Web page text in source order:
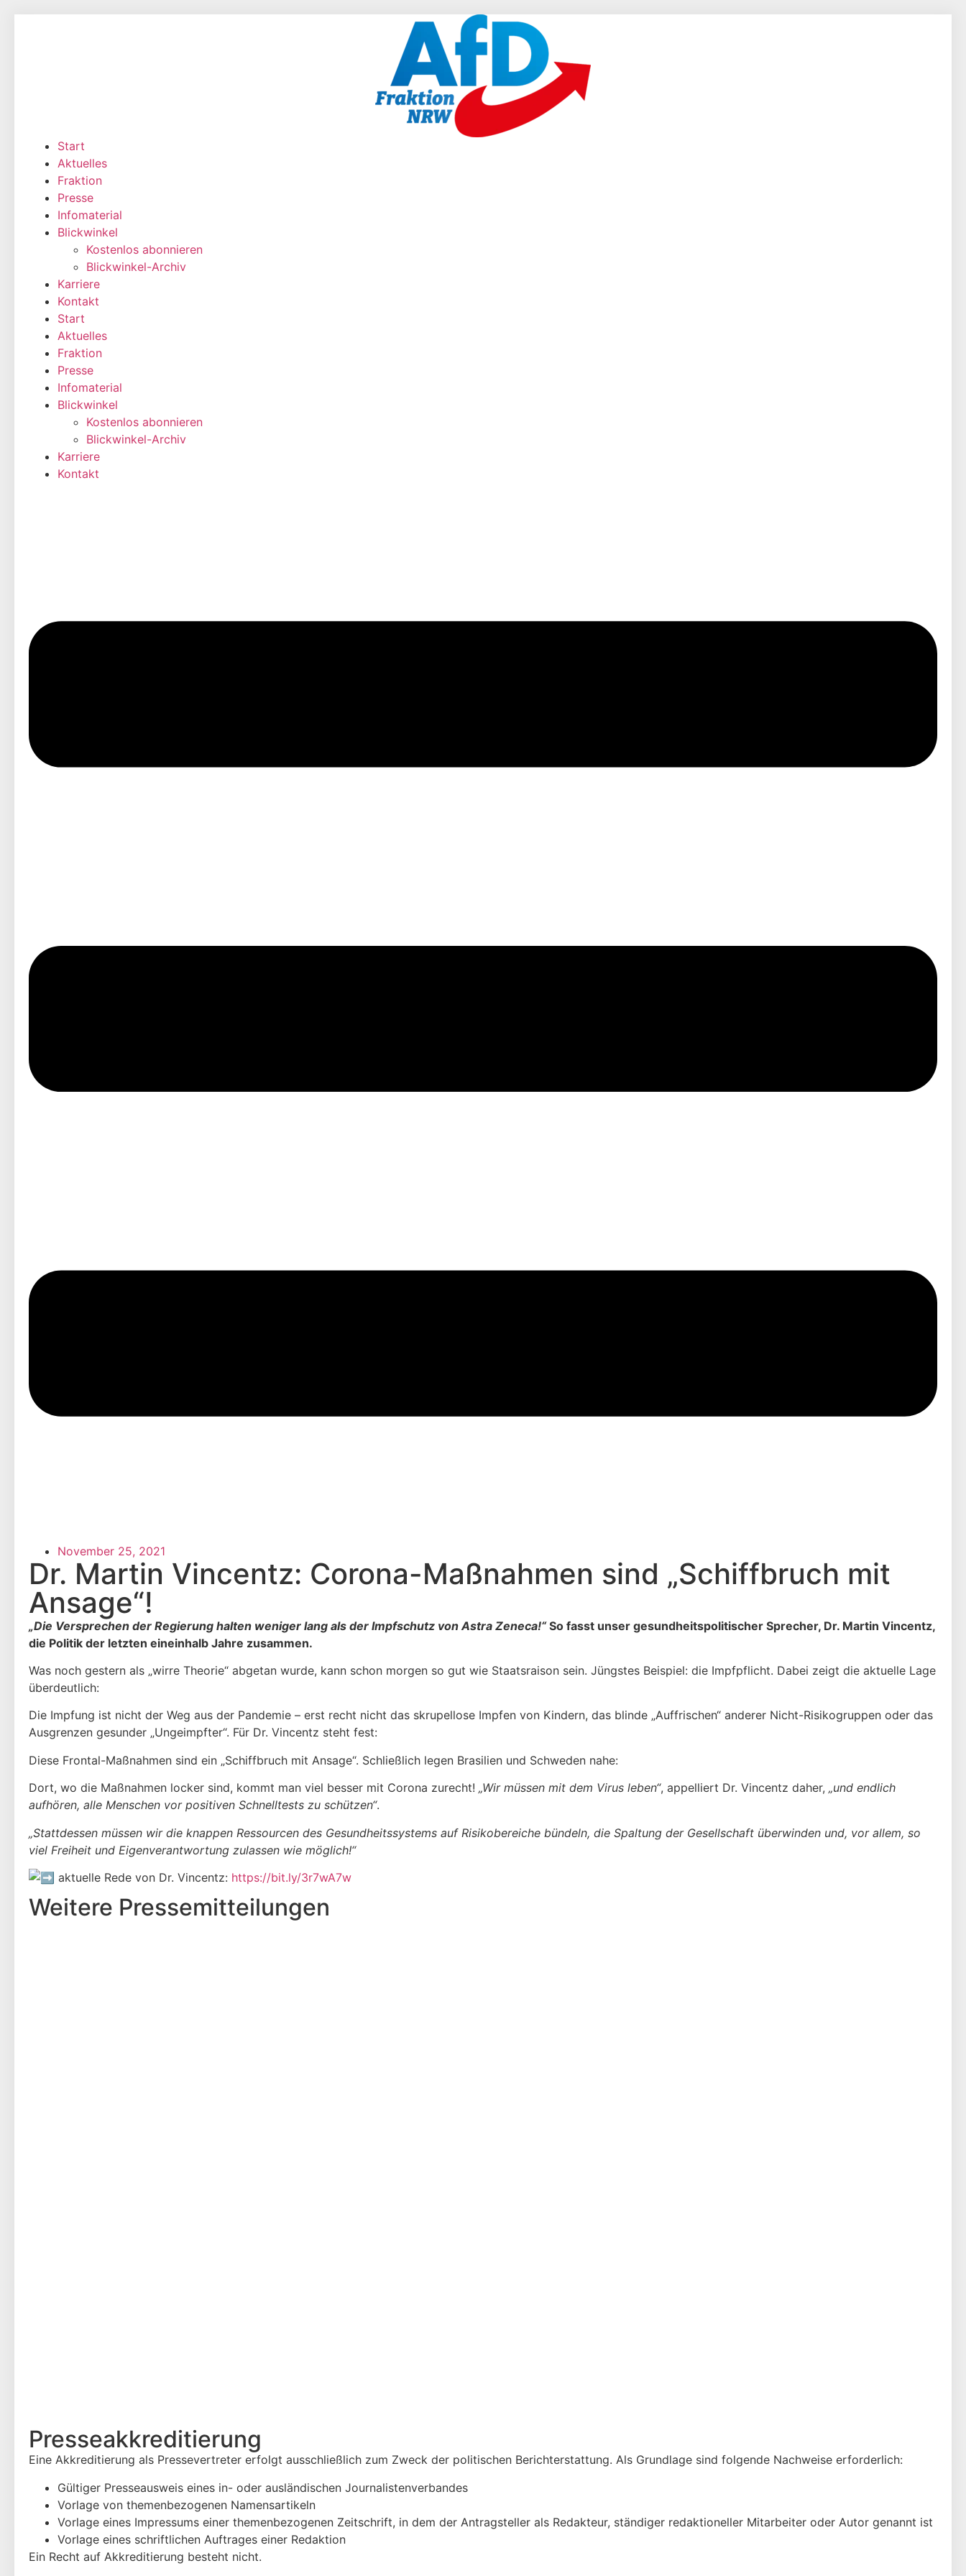
Start
Aktuelles
Fraktion
Presse
Infomaterial
Blickwinkel
Kostenlos abonnieren
Blickwinkel-Archiv
Karriere
Kontakt
Start
Aktuelles
Fraktion
Presse
Infomaterial
Blickwinkel
Kostenlos abonnieren
Blickwinkel-Archiv
Karriere
Kontakt
November 25, 2021
Dr. Martin Vincentz: Corona-Maßnahmen sind „Schiffbruch mit
Ansage“!
„Die Versprechen der Regierung halten weniger lang als der Impfschutz von Astra Zeneca!“So fasst unser gesundheitspolitischer Sprecher, Dr. Martin Vincentz,
die Politik der letzten eineinhalb Jahre zusammen.
Was noch gestern als „wirre Theorie“ abgetan wurde, kann schon morgen so gut wie Staatsraison sein. Jüngstes Beispiel: die Impfpflicht. Dabei zeigt die aktuelle Lage
überdeutlich:
Die Impfung ist nicht der Weg aus der Pandemie – erst recht nicht das skrupellose Impfen von Kindern, das blinde „Auffrischen“ anderer Nicht-Risikogruppen oder das
Ausgrenzen gesunder „Ungeimpfter“. Für Dr. Vincentz steht fest:
Diese Frontal-Maßnahmen sind ein „Schiffbruch mit Ansage“. Schließlich legen Brasilien und Schweden nahe:
Dort, wo die Maßnahmen locker sind, kommt man viel besser mit Corona zurecht! „Wir müssen mit dem Virus leben“, appelliert Dr. Vincentz daher, „und endlich
aufhören, alle Menschen vor positiven Schnelltests zu schützen“.
„Stattdessen müssen wir die knappen Ressourcen des Gesundheitssystems auf Risikobereiche bündeln, die Spaltung der Gesellschaft überwinden und, vor allem, so
viel Freiheit und Eigenverantwortung zulassen wie möglich!“
aktuelle Rede von Dr. Vincentz: https://bit.ly/3r7wA7w
Weitere Presse­mitteilungen
Presse­akkreditierung
Eine Akkreditierung als Pressevertreter erfolgt ausschließlich zum Zweck der politischen Berichterstattung. Als Grundlage sind folgende Nachweise erforderlich:
Gültiger Presseausweis eines in- oder ausländischen Journalistenverbandes
Vorlage von themenbezogenen Namensartikeln
Vorlage eines Impressums einer themenbezogenen Zeitschrift, in dem der Antragsteller als Redakteur, ständiger redaktioneller Mitarbeiter oder Autor genannt ist
Vorlage eines schriftlichen Auftrages einer Redaktion
Ein Recht auf Akkreditierung besteht nicht.